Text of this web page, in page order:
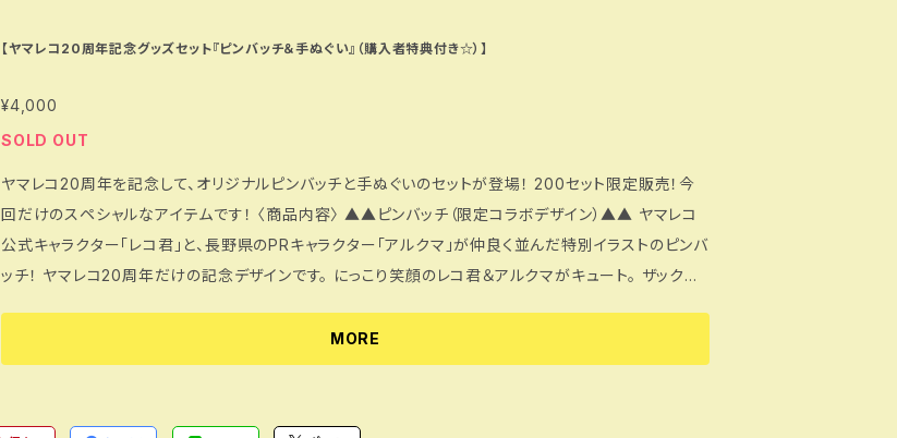
【ヤマレコ20周年記念グッズセット『ピンバッチ＆手ぬぐい』（購入者特典付き☆）】
¥4,000
SOLD OUT
ヤマレコ20周年を記念して、オリジナルピンバッチと手ぬぐいのセットが登場！ 200セット限定販売！今
回だけのスペシャルなアイテムです！ 〈商品内容〉 ▲▲ピンバッチ（限定コラボデザイン）▲▲ ヤマレコ
公式キャラクター「レコ君」と、長野県のPRキャラクター「アルクマ」が仲良く並んだ特別イラストのピンバ
ッチ！ ヤマレコ20周年だけの記念デザインです。 にっこり笑顔のレコ君＆アルクマがキュート。 ザックや
ター「アルクマ」の使用について、長野県より正式な許諾を受けて製作・販売しています。 ©長野県アルク
マ 使用許諾番号：25-0016 ▲▲手ぬぐい▲▲ 山小屋、道具、動物…山のモチーフをぎゅっと詰め込ん
り、お弁当や水筒を包んだり、テント泊では簡易タオルにも！ 1枚あるだけで、登山の快適さがグッと上が
MORE